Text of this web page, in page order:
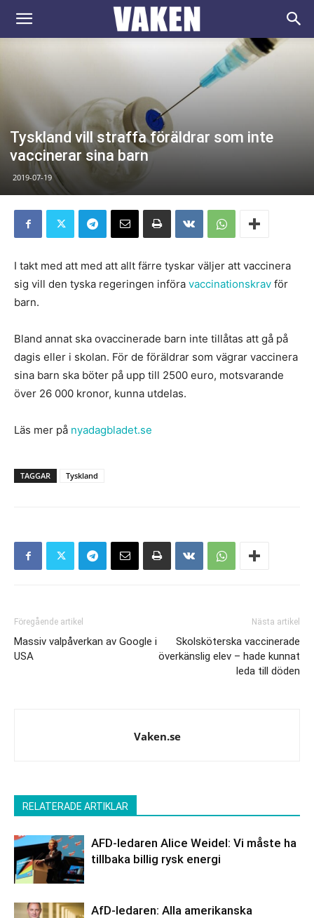
VAKEN.se
Tyskland vill straffa föräldrar som inte
vaccinerar sina barn
2019-07-19
I takt med att med att allt färre tyskar väljer att vaccinera
sig vill den tyska regeringen införa vaccinationskrav för
barn.
Bland annat ska ovaccinerade barn inte tillåtas att gå på
dagis eller i skolan. För de föräldrar som vägrar vaccinera
sina barn ska böter på upp till 2500 euro, motsvarande
över 26 000 kronor, kunna utdelas.
Läs mer på nyadagbladet.se
TAGGAR Tyskland
Föregående artikel
Massiv valpåverkan av Google i
USA
Nästa artikel
Skolsköterska vaccinerade
överkänslig elev – hade kunnat
leda till döden
Vaken.se
RELATERADE ARTIKLAR
AFD-ledaren Alice Weidel: Vi måste ha
tillbaka billig rysk energi
AfD-ledaren: Alla amerikanska